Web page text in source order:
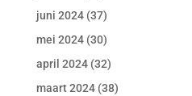
juni 2024(37)
mei 2024(30)
april 2024(32)
maart 2024(38)